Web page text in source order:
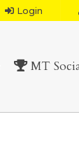
Login
MT